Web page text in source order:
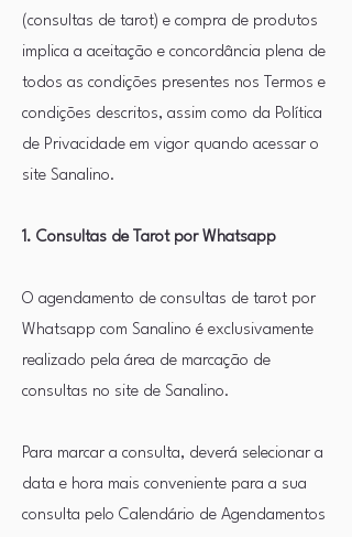
(consultas de tarot) e compra de produtos
implica a aceitação e concordância plena de
todos as condições presentes nos Termos e
condições descritos, assim como da Política
de Privacidade em vigor quando acessar o
site Sanalino.
1. Consultas de Tarot por Whatsapp
O agendamento de consultas de tarot por
Whatsapp com Sanalino é exclusivamente
realizado pela área de marcação de
consultas no site de Sanalino.
Para marcar a consulta, deverá selecionar a
data e hora mais conveniente para a sua
consulta pelo Calendário de Agendamentos